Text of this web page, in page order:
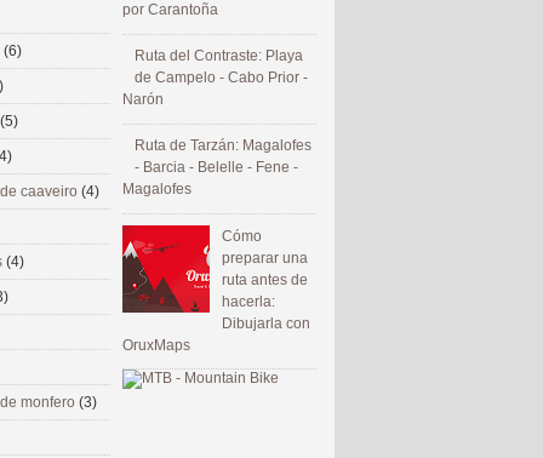
por Carantoña
Ruta del Contraste: Playa
de Campelo - Cabo Prior -
Narón
Ruta de Tarzán: Magalofes
- Barcia - Belelle - Fene -
Magalofes
Cómo
preparar una
ruta antes de
hacerla:
Dibujarla con
OruxMaps
(6)
(5)
caaveiro (4)
(4)
monfero (3)